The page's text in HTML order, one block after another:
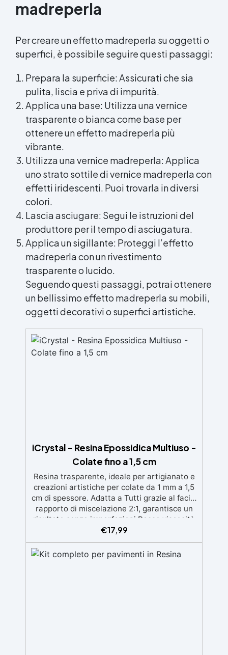
madreperla
Per creare un effetto madreperla su oggetti o
superfici, è possibile seguire questi passaggi:
Prepara la superficie: Assicurati che sia
pulita, liscia e priva di impurità.
Applica una base: Utilizza unavernice
trasparenteo bianca come base per
ottenere un effetto madreperla più
vibrante.
Utilizza una vernice madreperla: Applica
uno strato sottile di vernice madreperla con
effetti iridescenti. Puoi trovarla in diversi
colori.
Lascia asciugare: Segui le istruzioni del
produttore per il tempo di asciugatura.
Applica un sigillante: Proteggi l’effetto
madreperla con un rivestimento
trasparente o lucido.
Seguendo questi passaggi, potrai ottenere
un bellissimo effetto madreperla su mobili,
oggetti decorativi o superfici artistiche.
iCrystal - Resina Epossidica Multiuso -
Colate fino a 1,5 cm
Resina trasparente, ideale per artigianato e
creazioni artistiche per colate da 1 mm a 1,5
cm di spessore. Adatta a Tutti grazie al facile
rapporto di miscelazione 2:1, garantisce un
risultato senza imperfezioni Bassa viscosità
per colate senza bolle, compatibile con
legno, silicone, vetro, metallo e altri
materiali. Certificata post-catalisi atossica e
sicura per il contatto con la pelle, Bpa Free e
€17,99